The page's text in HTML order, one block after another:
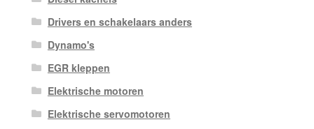
Drivers en schakelaars anders
Dynamo's
EGR kleppen
Elektrische motoren
Elektrische servomotoren